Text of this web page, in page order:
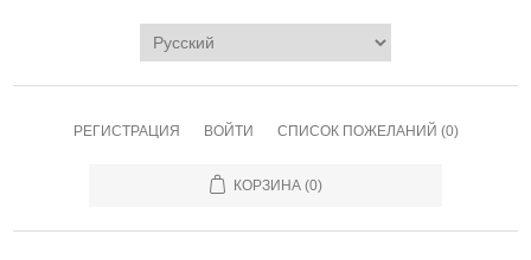
РЕГИСТРАЦИЯ ВОЙТИ СПИСОК ПОЖЕЛАНИЙ (0)
КОРЗИНА (0)